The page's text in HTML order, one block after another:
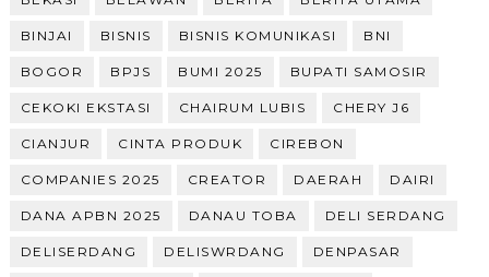
BINJAI BISNIS BISNIS KOMUNIKASI BNI
BOGOR BPJS BUMI 2025 BUPATI SAMOSIR
CEKOKI EKSTASI CHAIRUM LUBIS CHERY J6
CIANJUR CINTA PRODUK CIREBON
COMPANIES 2025 CREATOR DAERAH DAIRI
DANA APBN 2025 DANAU TOBA DELI SERDANG
DELISERDANG DELISWRDANG DENPASAR